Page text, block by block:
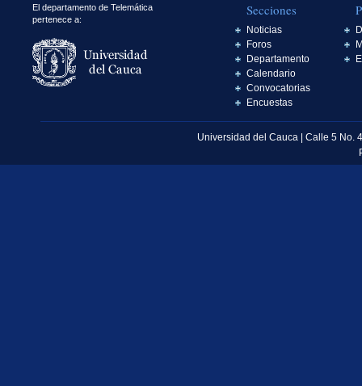
El departamento de Telemática
pertenece a:
Secciones
Noticias
Foros
Departamento
Calendario
Convocatorias
Encuestas
Universidad del Cauca | Calle 5 No.